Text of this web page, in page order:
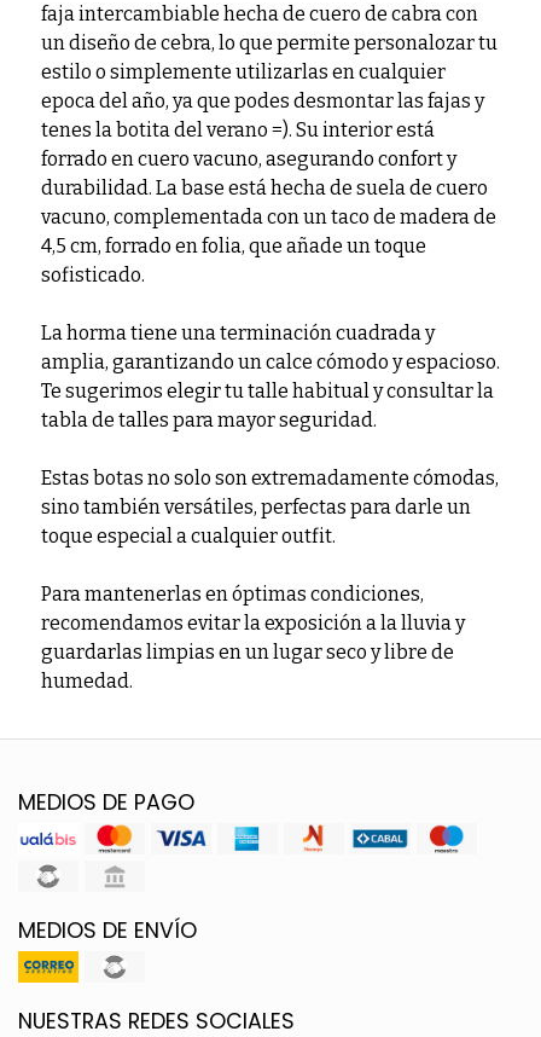
faja intercambiable hecha de cuero de cabra con
un diseño de cebra, lo que permite personalozar tu
estilo o simplemente utilizarlas en cualquier
epoca del año, ya que podes desmontar las fajas y
tenes la botita del verano =). Su interior está
forrado en cuero vacuno, asegurando confort y
durabilidad. La base está hecha de suela de cuero
vacuno, complementada con un taco de madera de
4,5 cm, forrado en folia, que añade un toque
sofisticado.
La horma tiene una terminación cuadrada y
amplia, garantizando un calce cómodo y espacioso.
Te sugerimos elegir tu talle habitual y consultar la
tabla de talles para mayor seguridad.
Estas botas no solo son extremadamente cómodas,
sino también versátiles, perfectas para darle un
toque especial a cualquier outfit.
Para mantenerlas en óptimas condiciones,
recomendamos evitar la exposición a la lluvia y
guardarlas limpias en un lugar seco y libre de
humedad.
MEDIOS DE PAGO
MEDIOS DE ENVÍO
NUESTRAS REDES SOCIALES